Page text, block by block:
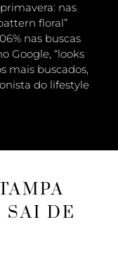
nas
floral”
nas buscas
Google, “looks
mais buscados,
do lifestyle
SAI DE